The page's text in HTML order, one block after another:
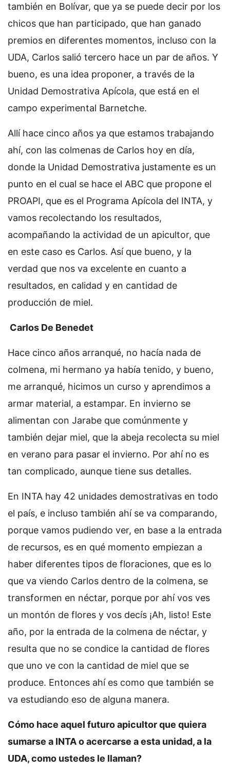
también en Bolívar, que ya se puede decir por los
chicos que han participado, que han ganado
premios en diferentes momentos, incluso con la
UDA, Carlos salió tercero hace un par de años. Y
bueno, es una idea proponer, a través de la
Unidad Demostrativa Apícola, que está en el
campo experimental Barnetche.
Allí hace cinco años ya que estamos trabajando
ahí, con las colmenas de Carlos hoy en día,
donde la Unidad Demostrativa justamente es un
punto en el cual se hace el ABC que propone el
PROAPI, que es el Programa Apícola del INTA, y
vamos recolectando los resultados,
acompañando la actividad de un apicultor, que
en este caso es Carlos. Así que bueno, y la
verdad que nos va excelente en cuanto a
resultados, en calidad y en cantidad de
producción de miel.
Carlos De Benedet
Hace cinco años arranqué, no hacía nada de
colmena, mi hermano ya había tenido, y bueno,
me arranqué, hicimos un curso y aprendimos a
armar material, a estampar. En invierno se
alimentan con Jarabe que comúnmente y
también dejar miel, que la abeja recolecta su miel
en verano para pasar el invierno. Por ahí no es
tan complicado, aunque tiene sus detalles.
En INTA hay 42 unidades demostrativas en todo
el país, e incluso también ahí se va comparando,
porque vamos pudiendo ver, en base a la entrada
de recursos, es en qué momento empiezan a
haber diferentes tipos de floraciones, que es lo
que va viendo Carlos dentro de la colmena, se
transformen en néctar, porque por ahí vos ves
un montón de flores y vos decís ¡Ah, listo! Este
año, por la entrada de la colmena de néctar, y
resulta que no se condice la cantidad de flores
que uno ve con la cantidad de miel que se
produce. Entonces ahí es como que también se
va estudiando eso de alguna manera.
Cómo hace aquel futuro apicultor que quiera
sumarse a INTA o acercarse a esta unidad, a la
UDA, como ustedes le llaman?